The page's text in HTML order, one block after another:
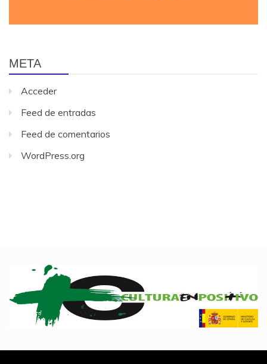
META
Acceder
Feed de entradas
Feed de comentarios
WordPress.org